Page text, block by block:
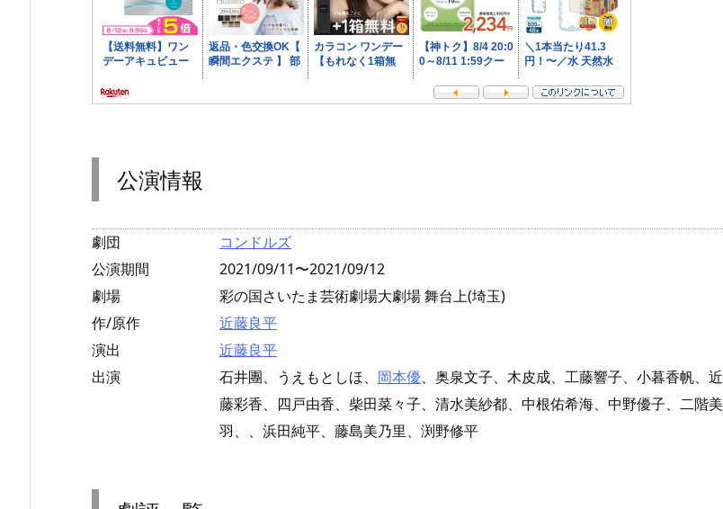
公演情報
劇団
コンドルズ
公演期間
2021/09/11〜2021/09/12
劇場
彩の国さいたま芸術劇場大劇場 舞台上(埼玉)
作/原作
近藤良平
演出
近藤良平
出演
石井團、うえもとしほ、 岡本優、奥泉文子、木皮成、工藤響子、小暮香帆、近
藤彩香、四戸由香、柴田菜々子、清水美紗都、中根佑希海、中野優子、二階美
羽、、浜田純平、藤島美乃里、渕野修平